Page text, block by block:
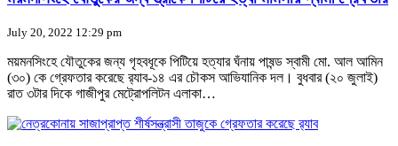
July 20, 2022 12:29 pm
ময়মনসিংহে যৌতুকের জন্য গৃহবধূকে পিটিয়ে হত্যার ঘঁনায় পাষন্ড স্বামী মো. আল আমিন
(৩০) কে গ্রেফতার করেছে র‌্যাব-১৪ এর চৌকস আভিযানিক দল। বুধবার (২০ জুলাই)
রাত ৩টার দিকে গাজীপুর মেট্রোপলিটন এলাকা…